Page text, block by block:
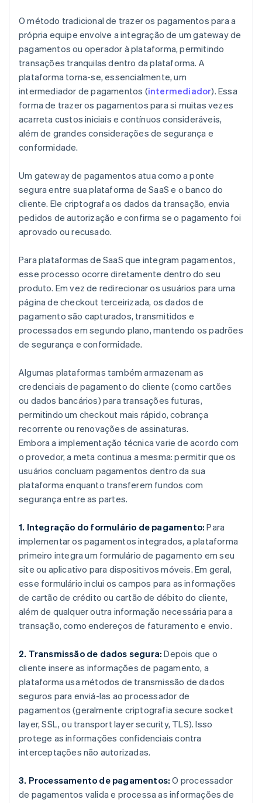
O método tradicional de trazer os pagamentos para a
própria equipe envolve a integração de um gateway de
pagamentos ou operador à plataforma, permitindo
transações tranquilas dentro da plataforma. A
plataforma torna-se, essencialmente, um
intermediador de pagamentos (intermediador). Essa
forma de trazer os pagamentos para si muitas vezes
acarreta custos iniciais e contínuos consideráveis,
além de grandes considerações de segurança e
conformidade.
Um gateway de pagamentos atua como a ponte
segura entre sua plataforma de SaaS e o banco do
cliente. Ele criptografa os dados da transação, envia
pedidos de autorização e confirma se o pagamento foi
aprovado ou recusado.
Para plataformas de SaaS que integram pagamentos,
esse processo ocorre diretamente dentro do seu
produto. Em vez de redirecionar os usuários para uma
página de checkout terceirizada, os dados de
pagamento são capturados, transmitidos e
processados em segundo plano, mantendo os padrões
de segurança e conformidade.
Algumas plataformas também armazenam as
credenciais de pagamento do cliente (como cartões
ou dados bancários) para transações futuras,
permitindo um checkout mais rápido, cobrança
recorrente ou renovações de assinaturas.
Embora a implementação técnica varie de acordo com
o provedor, a meta continua a mesma: permitir que os
usuários concluam pagamentos dentro da sua
plataforma enquanto transferem fundos com
segurança entre as partes.
1. Integração do formulário de pagamento: Para
implementar os pagamentos integrados, a plataforma
primeiro integra um formulário de pagamento em seu
site ou aplicativo para dispositivos móveis. Em geral,
esse formulário inclui os campos para as informações
de cartão de crédito ou cartão de débito do cliente,
além de qualquer outra informação necessária para a
transação, como endereços de faturamento e envio.
2. Transmissão de dados segura: Depois que o
cliente insere as informações de pagamento, a
plataforma usa métodos de transmissão de dados
seguros para enviá-las ao processador de
pagamentos (geralmente criptografia secure socket
layer, SSL, ou transport layer security, TLS). Isso
protege as informações confidenciais contra
interceptações não autorizadas.
3. Processamento de pagamentos: O processador
de pagamentos valida e processa as informações de